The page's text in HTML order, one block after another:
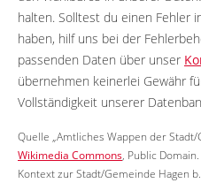
halten. Solltest du einen Fehler
haben, hilf uns bei der
passenden Daten über unser
übernehmen keinerlei Gewähr
Vollständigkeit unserer
Quelle „Amtliches Wappen der
Wikimedia Commons, Public
Kontext zur Stadt/Gemeinde Hagen